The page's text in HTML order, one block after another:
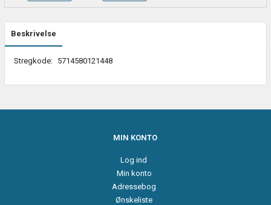
Beskrivelse
Stregkode: 5714580121448
MIN KONTO
Log ind
Min konto
Adressebog
Ønskeliste